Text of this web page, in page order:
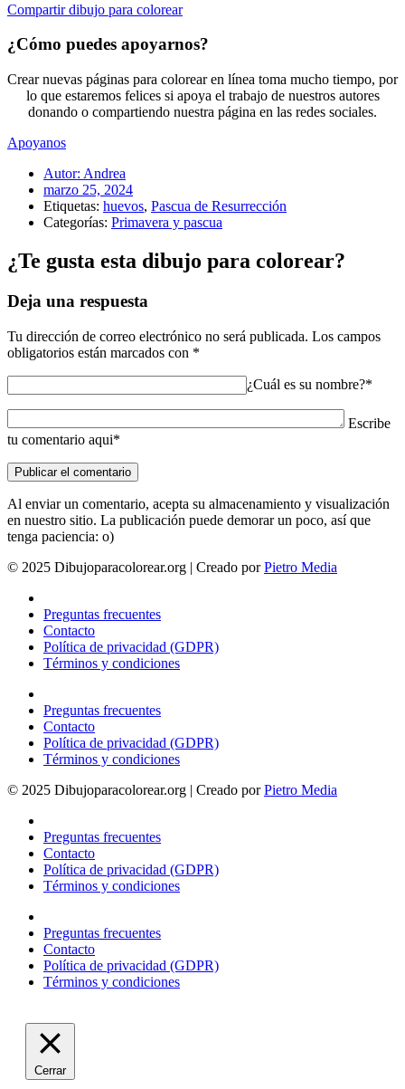
Compartir dibujo para colorear
¿Cómo puedes apoyarnos?
Crear nuevas páginas para colorear en línea toma mucho tiempo, por
lo que estaremos felices si apoya el trabajo de nuestros autores
donando o compartiendo nuestra página en las redes sociales.
Apoyanos
Autor: Andrea
marzo 25, 2024
Etiquetas: huevos, Pascua de Resurrección
Categorías: Primavera y pascua
¿Te gusta esta dibujo para colorear?
Deja una respuesta
Tu dirección de correo electrónico no será publicada. Los campos
obligatorios están marcados con *
¿Cuál es su nombre?*
Escribe
tu comentario aqui*
Al enviar un comentario, acepta su almacenamiento y visualización
en nuestro sitio. La publicación puede demorar un poco, así que
tenga paciencia: o)
© 2025 Dibujoparacolorear.org | Creado porPietro Media
Preguntas frecuentes
Contacto
Política de privacidad (GDPR)
Términos y condiciones
Preguntas frecuentes
Contacto
Política de privacidad (GDPR)
Términos y condiciones
© 2025 Dibujoparacolorear.org | Creado porPietro Media
Preguntas frecuentes
Contacto
Política de privacidad (GDPR)
Términos y condiciones
Preguntas frecuentes
Contacto
Política de privacidad (GDPR)
Términos y condiciones
Cerrar